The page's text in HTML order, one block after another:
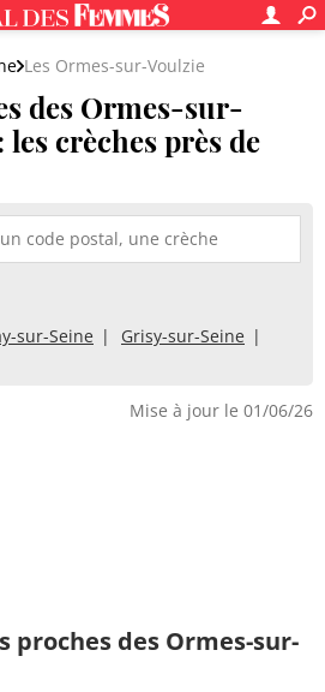
Les Ormes-sur-Voulzie
des Ormes-sur-
les crèches près de
sur-Seine
Grisy-sur-Seine
Mise à jour le 01/06/26
proches des Ormes-sur-